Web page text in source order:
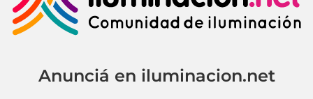
Anunciá en iluminacion.net